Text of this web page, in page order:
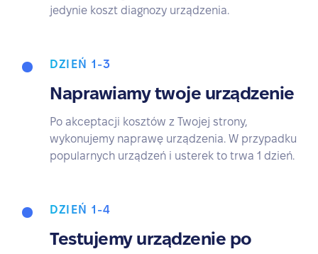
jedynie koszt diagnozy urządzenia.
DZIEŃ 1-3
Naprawiamy twoje urządzenie
Po akceptacji kosztów z Twojej strony,
wykonujemy naprawę urządzenia. W przypadku
popularnych urządzeń i usterek to trwa 1 dzień.
DZIEŃ 1-4
Testujemy urządzenie po